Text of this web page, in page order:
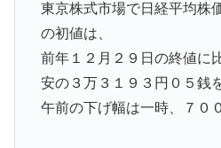
東京株式市場で日経平均株
の初値は、
前年１２月２９日の終値に
安の３万３１９３円０５銭
午前の下げ幅は一時、７０